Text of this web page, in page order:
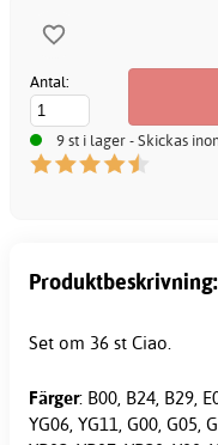
Antal:
9 st i lager - Skickas
Produktbeskrivning:
Set om 36 st Ciao.
Färger: B00, B24, B29,
YG06, YG11, G00, G05,